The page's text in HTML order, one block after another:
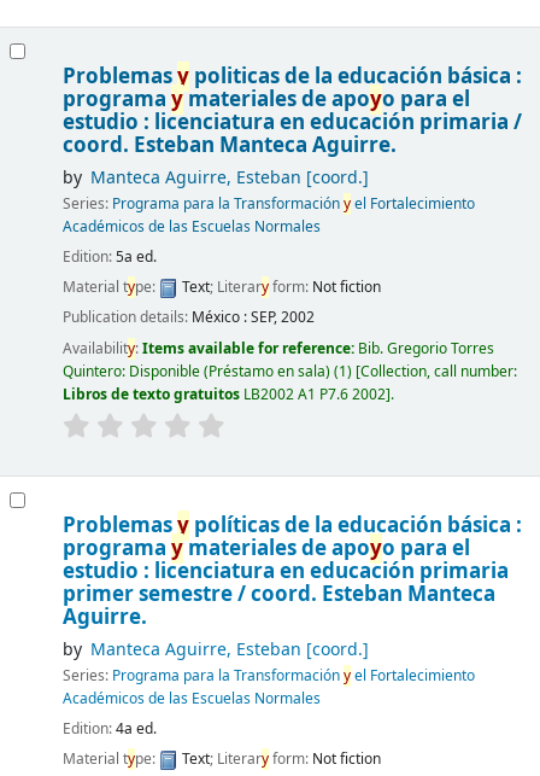
Problemasypoliticas de la educación básica :
programa ymateriales de apoyo para el
estudio : licenciatura en educación primaria /
coord. Esteban Manteca Aguirre.
by Manteca Aguirre, Esteban [coord.]
Series: Programa para la Transformaciónyel Fortalecimiento
Académicos de las Escuelas Normales
Edition:5a ed.
Material type: Text; Literaryform: Not fiction
Publication details: México :SEP,2002
Availability:Items available for reference: Bib. Gregorio Torres
Quintero: Disponible (Préstamo en sala)(1) Collection, call number:
Libros de texto gratuitos LB2002 A1 P7.6 2002 .
Problemasypolíticas de la educación básica :
programa ymateriales de apoyo para el
estudio : licenciatura en educación primaria
primer semestre /coord. Esteban Manteca
Aguirre.
by Manteca Aguirre, Esteban [coord.]
Series: Programa para la Transformaciónyel Fortalecimiento
Académicos de las Escuelas Normales
Edition:4a ed.
Material type: Text; Literaryform: Not fiction